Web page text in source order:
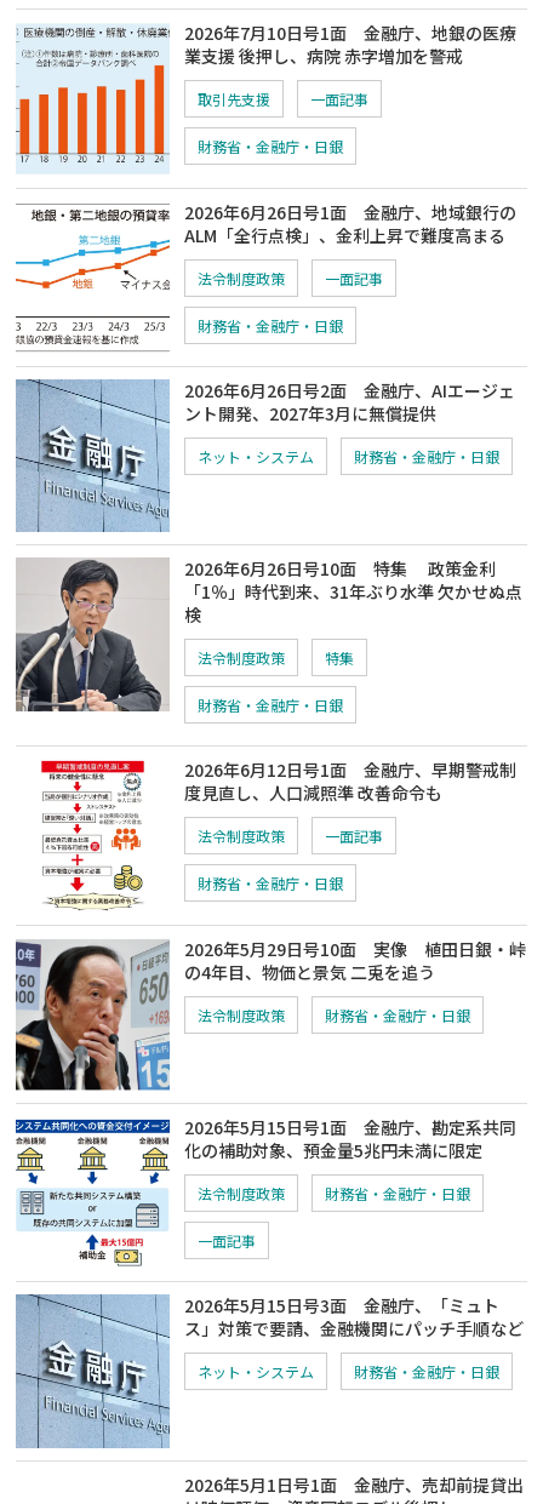
2026年7月10日号1面 金融庁、地銀の医療
業支援 後押し、病院 赤字増加を警戒
取引先支援 一面記事
財務省・金融庁・日銀
2026年6月26日号1面 金融庁、地域銀行の
ALM「全行点検」、金利上昇で難度高まる
法令制度政策 一面記事
財務省・金融庁・日銀
2026年6月26日号2面 金融庁、AIエージェ
ント開発、2027年3月に無償提供
ネット・システム 財務省・金融庁・日銀
2026年6月26日号10面 特集 政策金利
「1％」時代到来、31年ぶり水準 欠かせぬ点
検
法令制度政策 特集
財務省・金融庁・日銀
2026年6月12日号1面 金融庁、早期警戒制
度見直し、人口減照準 改善命令も
法令制度政策 一面記事
財務省・金融庁・日銀
2026年5月29日号10面 実像 植田日銀・峠
の4年目、物価と景気 二兎を追う
法令制度政策 財務省・金融庁・日銀
2026年5月15日号1面 金融庁、勘定系共同
化の補助対象、預金量5兆円未満に限定
法令制度政策 財務省・金融庁・日銀
一面記事
2026年5月15日号3面 金融庁、「ミュト
ス」対策で要請、金融機関にパッチ手順など
ネット・システム 財務省・金融庁・日銀
2026年5月1日号1面 金融庁、売却前提貸出